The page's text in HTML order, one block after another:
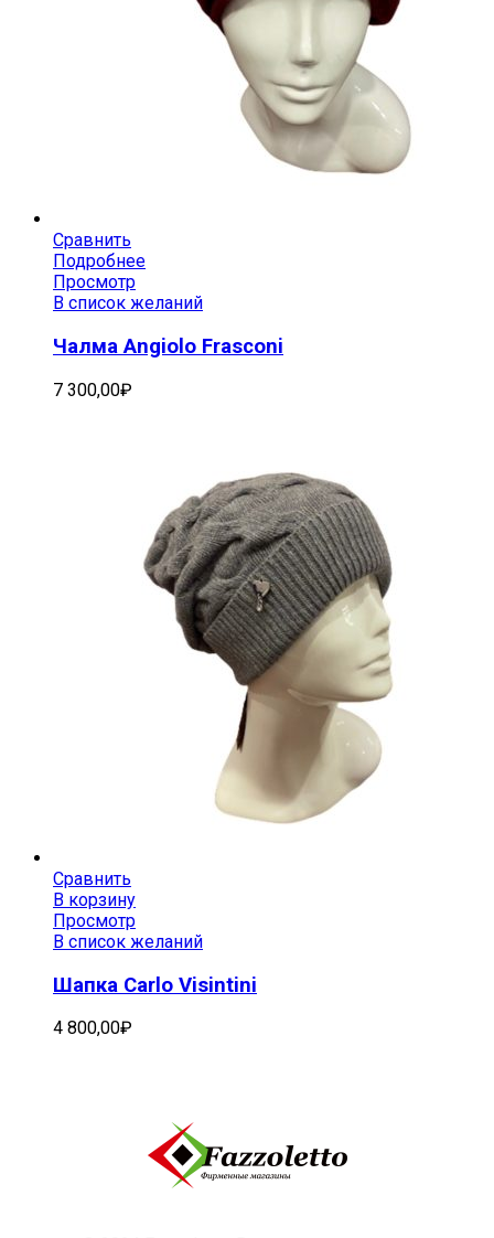
Сравнить
Подробнее
Просмотр
В список желаний
Чалма Angiolo Frasconi
7 300,00₽
Сравнить
В корзину
Просмотр
В список желаний
Шапка Carlo Visintini
4 800,00₽